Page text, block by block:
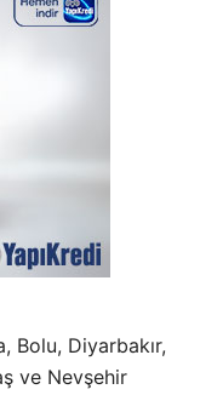
Bolu, Diyarbakır,
ve Nevşehir